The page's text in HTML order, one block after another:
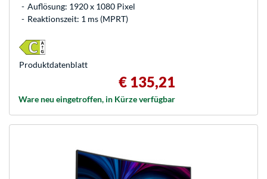
Auflösung: 1920 x 1080 Pixel
Reaktionszeit: 1 ms (MPRT)
€ 135,21
Ware neu eingetroffen, in Kürze verfügbar
Produkt­datenblatt